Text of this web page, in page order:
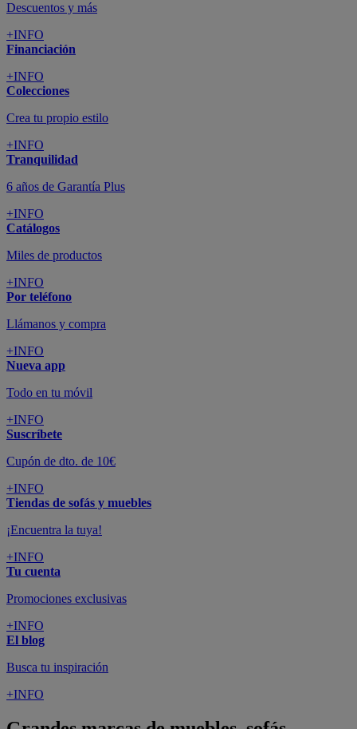
Descuentos y más
+INFO
Financiación
+INFO
Colecciones
Crea tu propio estilo
+INFO
Tranquilidad
6 años de Garantía Plus
+INFO
Catálogos
Miles de productos
+INFO
Por teléfono
Llámanos y compra
+INFO
Nueva app
Todo en tu móvil
+INFO
Suscríbete
Cupón de dto. de 10€
+INFO
Tiendas de sofás y muebles
¡Encuentra la tuya!
+INFO
Tu cuenta
Promociones exclusivas
+INFO
El blog
Busca tu inspiración
+INFO